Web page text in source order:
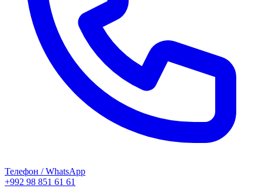
Телефон / WhatsApp
+992 98 851 61 61